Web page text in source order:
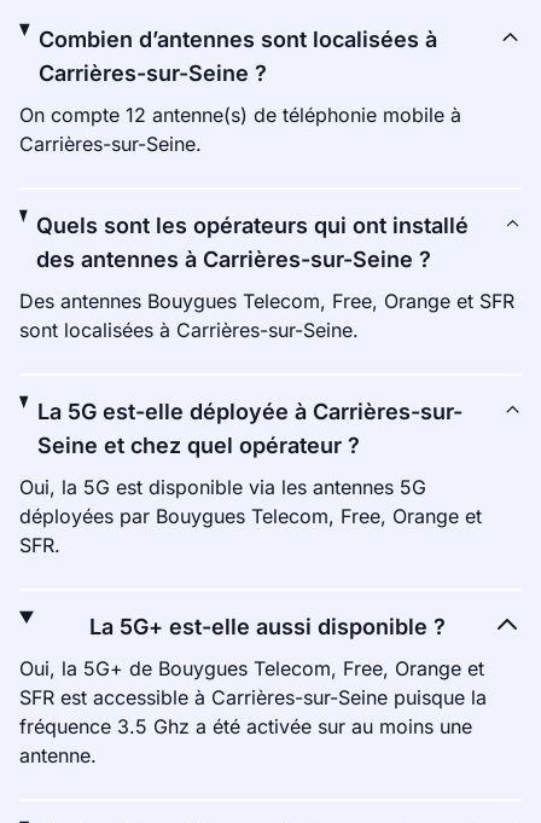
Combien d’antennes sont localisées à
Carrières-sur-Seine ?
On compte 12 antenne(s) de téléphonie mobile à
Carrières-sur-Seine.
Quels sont les opérateurs qui ont installé
des antennes à Carrières-sur-Seine ?
Des antennes Bouygues Telecom, Free, Orange et SFR
sont localisées à Carrières-sur-Seine.
La 5G est-elle déployée à Carrières-sur-
Seine et chez quel opérateur ?
Oui, la 5G est disponible via les antennes 5G
déployées par Bouygues Telecom, Free, Orange et
SFR.
La 5G+ est-elle aussi disponible ?
Oui, la 5G+ de Bouygues Telecom, Free, Orange et
SFR est accessible à Carrières-sur-Seine puisque la
fréquence 3.5 Ghz a été activée sur au moins une
antenne.